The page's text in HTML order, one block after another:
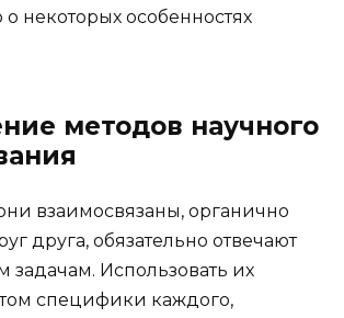
некоторых особенностях
методов научного
взаимосвязаны, органично
друга, обязательно отвечают
задачам. Использовать их
специфики каждого,